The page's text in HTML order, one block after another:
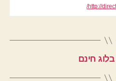
http://
חינם